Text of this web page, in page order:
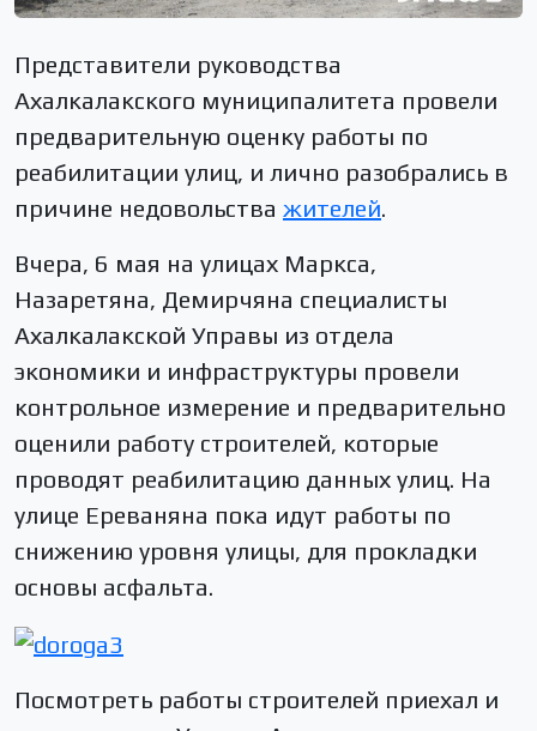
Представители руководства
Ахалкалакского муниципалитета провели
предварительную оценку работы по
реабилитации улиц, и лично разобрались в
причине недовольства жителей.
Вчера, 6 мая на улицах Маркса,
Назаретяна, Демирчяна специалисты
Ахалкалакской Управы из отдела
экономики и инфраструктуры провели
контрольное измерение и предварительно
оценили работу строителей, которые
проводят реабилитацию данных улиц. На
улице Ереваняна пока идут работы по
снижению уровня улицы, для прокладки
основы асфальта.
Посмотреть работы строителей приехал и